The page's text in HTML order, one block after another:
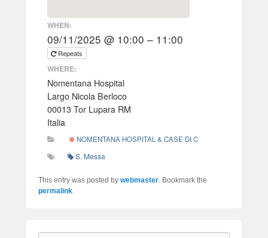
WHEN:
09/11/2025 @ 10:00 – 11:00
Repeats
WHERE:
Nomentana Hospital
Largo Nicola Berloco
00013 Tor Lupara RM
Italia
NOMENTANA HOSPITAL & CASE DI CURA
S. Messa
This entry was posted by webmaster. Bookmark the
permalink.